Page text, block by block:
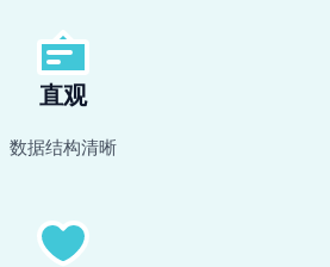
直观
数据结构清晰